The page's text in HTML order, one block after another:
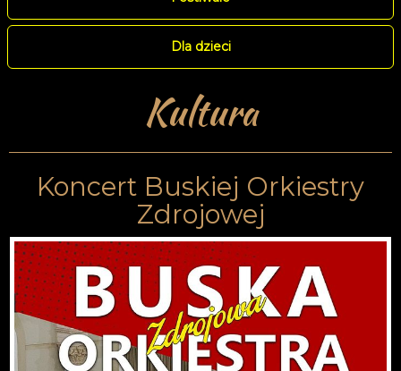
Dla dzieci
Kultura
Koncert Buskiej Orkiestry
Zdrojowej